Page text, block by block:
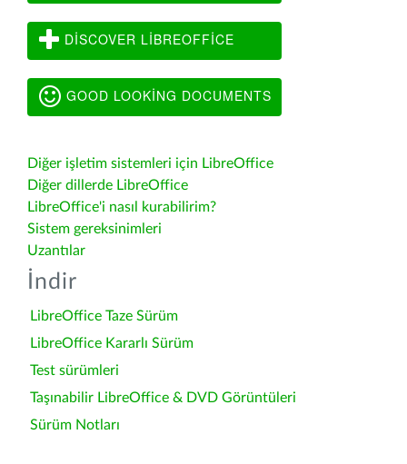
DISCOVER LIBREOFFICE
GOOD LOOKING DOCUMENTS
Diğer işletim sistemleri için LibreOffice
Diğer dillerde LibreOffice
LibreOffice'i nasıl kurabilirim?
Sistem gereksinimleri
Uzantılar
İndir
LibreOffice Taze Sürüm
LibreOffice Kararlı Sürüm
Test sürümleri
Taşınabilir LibreOffice & DVD Görüntüleri
Sürüm Notları